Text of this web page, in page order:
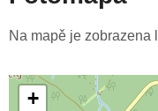
Na mapě je zobrazena
+